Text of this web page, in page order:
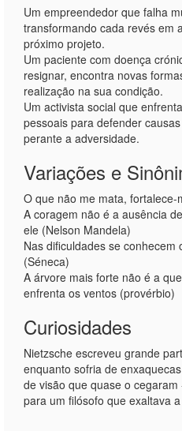
Um empreendedor que falha
transformando cada revés em
próximo projeto.
Um paciente com doença
resignar, encontra novas
realização na sua condição.
Um activista social que
pessoais para defender
perante a adversidade.
Variações e
O que não me mata, fortalece-
A coragem não é a ausência
ele (Nelson Mandela)
Nas dificuldades se conhecem
(Séneca)
A árvore mais forte não é a
enfrenta os ventos (provérbio)
Curiosidades
Nietzsche escreveu grande
enquanto sofria de
de visão que quase o
para um filósofo que exaltava